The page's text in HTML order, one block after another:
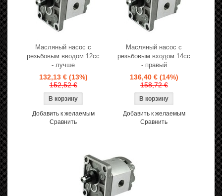
Масляный насос с
резьбовым вводом 12cc
- лучше
132,13 € (13%)
152,52 €
Добавить к желаемым
Сравнить
Масляный насос с
резьбовым входом 14cc
- правый
136,40 € (14%)
158,72 €
Добавить к желаемым
Сравнить